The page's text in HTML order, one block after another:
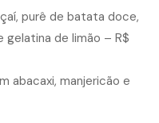
purê de batata doce,
gelatina de limão – R$
abacaxi, manjericão e